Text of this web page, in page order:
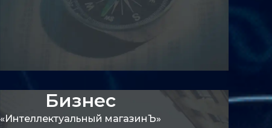
Бизнес
«Интеллектуальный магазинЪ»